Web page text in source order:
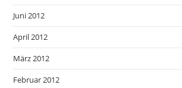
Juni 2012
April 2012
März 2012
Februar 2012